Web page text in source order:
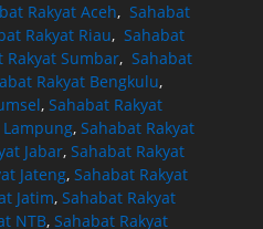
Rakyat Aceh, Sahabat
Rakyat Riau, Sahabat
Rakyat Sumbar,Sahabat
Rakyat Bengkulu,
, Sahabat Rakyat
Lampung,Sahabat Rakyat
Jabar,Sahabat Rakyat
Jateng, Sahabat Rakyat
Jatim, Sahabat Rakyat
NTB,Sahabat Rakyat